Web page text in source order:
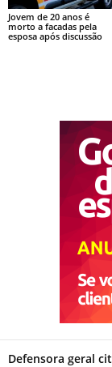
Jovem de 20 anos é
morto a facadas pela
esposa após discussão
Defensora geral